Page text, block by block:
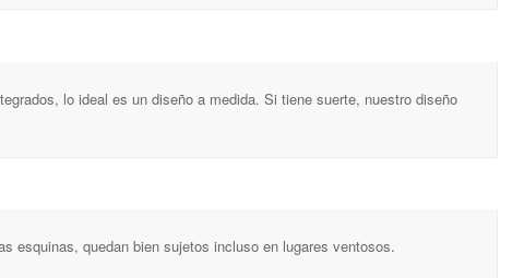
lo ideal es un diseño a medida. Si tiene suerte, nuestro diseño
esquinas, quedan bien sujetos incluso en lugares ventosos.